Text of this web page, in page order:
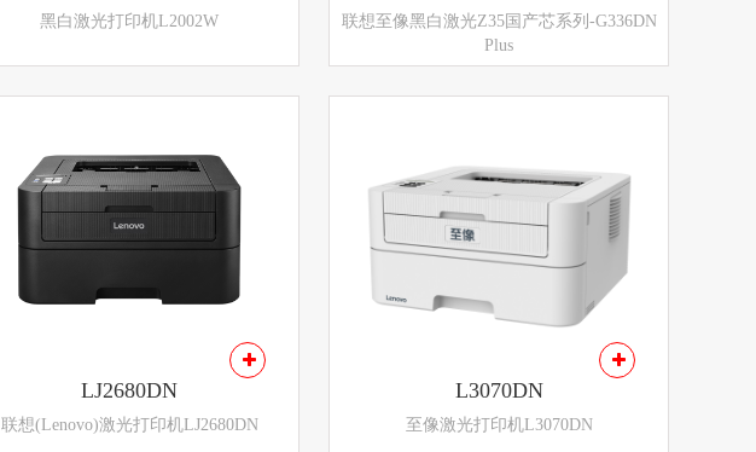
黑白激光打印机L2002W
联想至像黑白激光Z35国产芯系列-G336DN
Plus
LJ2680DN
联想(Lenovo)激光打印机LJ2680DN
L3070DN
至像激光打印机L3070DN